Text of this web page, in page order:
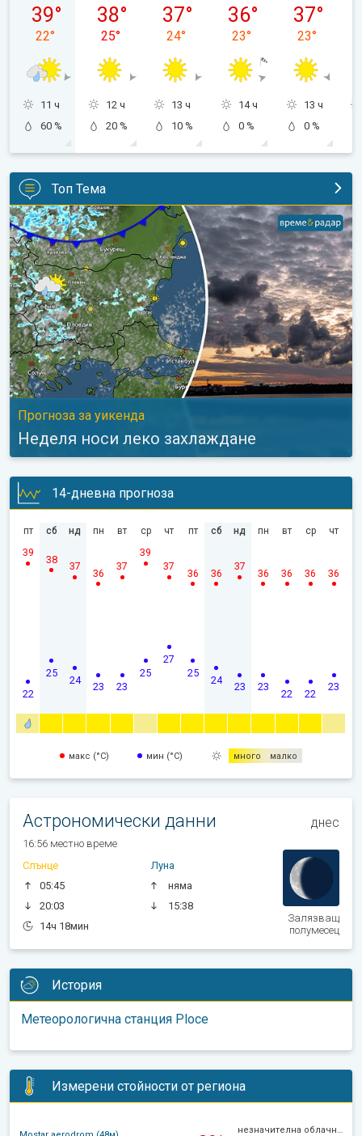
39°
22°
11 ч
60 %
38°
25°
12 ч
20 %
37°
24°
13 ч
10 %
36°
23°
14 ч
0 %
37°
23°
13 ч
0 %
Топ Тема
Неделя носи леко захлаждане. Прогноза за уикенда. . .
Прогноза за уикенда
Неделя носи леко захлаждане
14-дневна прогноза
пт
22
39
сб
25
38
нд
24
37
пн
23
36
вт
23
37
ср
25
39
чт
27
37
пт
25
36
сб
24
36
нд
23
37
пн
23
36
вт
22
36
ср
22
36
чт
23
36
макс (°C) мин (°C) много малко
Астрономически данни днес
16:56 местно време
Слънце
05:45
20:03
14ч 18мин
Луна
няма
15:38
Залязващ
полумесец
История
Метеорологична станция Ploce
Измерени стойности от региона
незначителна облачност